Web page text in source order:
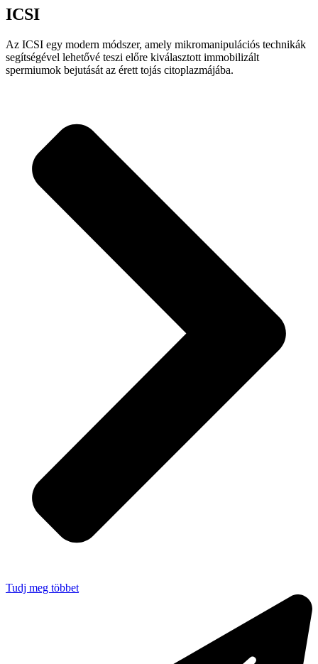
ICSI
Az ICSI egy modern módszer, amely mikromanipulációs technikák
segítségével lehetővé teszi előre kiválasztott immobilizált
spermiumok bejutását az érett tojás citoplazmájába.
Tudj meg többet